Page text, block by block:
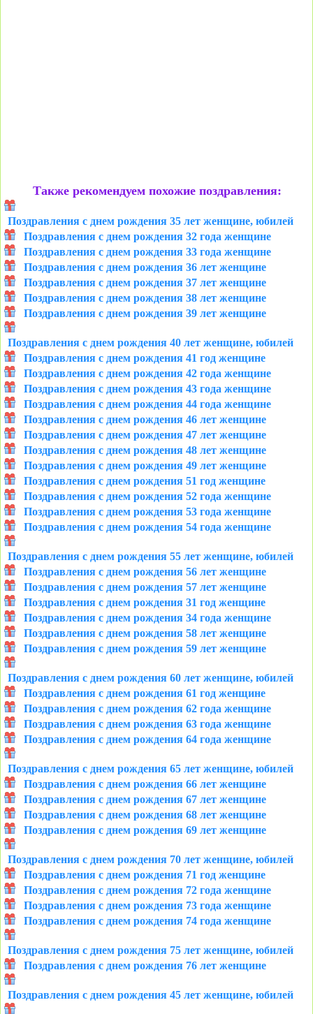
Также рекомендуем похожие поздравления:
Поздравления с днем рождения 35 лет женщине, юбилей
Поздравления с днем рождения 32 года женщине
Поздравления с днем рождения 33 года женщине
Поздравления с днем рождения 36 лет женщине
Поздравления с днем рождения 37 лет женщине
Поздравления с днем рождения 38 лет женщине
Поздравления с днем рождения 39 лет женщине
Поздравления с днем рождения 40 лет женщине, юбилей
Поздравления с днем рождения 41 год женщине
Поздравления с днем рождения 42 года женщине
Поздравления с днем рождения 43 года женщине
Поздравления с днем рождения 44 года женщине
Поздравления с днем рождения 46 лет женщине
Поздравления с днем рождения 47 лет женщине
Поздравления с днем рождения 48 лет женщине
Поздравления с днем рождения 49 лет женщине
Поздравления с днем рождения 51 год женщине
Поздравления с днем рождения 52 года женщине
Поздравления с днем рождения 53 года женщине
Поздравления с днем рождения 54 года женщине
Поздравления с днем рождения 55 лет женщине, юбилей
Поздравления с днем рождения 56 лет женщине
Поздравления с днем рождения 57 лет женщине
Поздравления с днем рождения 31 год женщине
Поздравления с днем рождения 34 года женщине
Поздравления с днем рождения 58 лет женщине
Поздравления с днем рождения 59 лет женщине
Поздравления с днем рождения 60 лет женщине, юбилей
Поздравления с днем рождения 61 год женщине
Поздравления с днем рождения 62 года женщине
Поздравления с днем рождения 63 года женщине
Поздравления с днем рождения 64 года женщине
Поздравления с днем рождения 65 лет женщине, юбилей
Поздравления с днем рождения 66 лет женщине
Поздравления с днем рождения 67 лет женщине
Поздравления с днем рождения 68 лет женщине
Поздравления с днем рождения 69 лет женщине
Поздравления с днем рождения 70 лет женщине, юбилей
Поздравления с днем рождения 71 год женщине
Поздравления с днем рождения 72 года женщине
Поздравления с днем рождения 73 года женщине
Поздравления с днем рождения 74 года женщине
Поздравления с днем рождения 75 лет женщине, юбилей
Поздравления с днем рождения 76 лет женщине
Поздравления с днем рождения 45 лет женщине, юбилей